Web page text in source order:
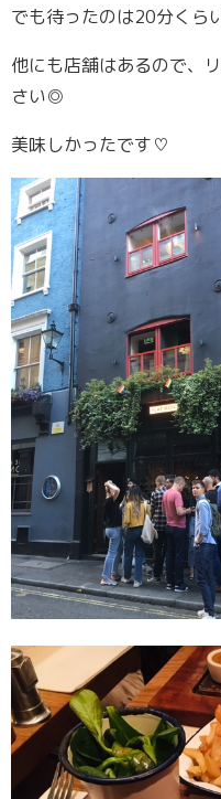
でも待ったのは20分くら
他にも店舗はあるので、
さい◎
美味しかったです♡